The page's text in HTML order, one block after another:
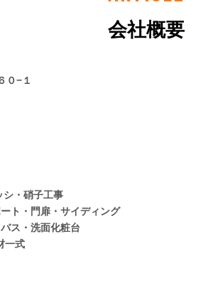
会社概要